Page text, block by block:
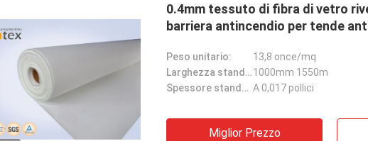
0.4mm tessuto di fibra di vetro
barriera antincendio per tende
Peso unitario:
13,8 once/mq
Larghezza standard:1000mm 1550m
Spessore standard: A 0,017 pollici
Miglior Prezzo